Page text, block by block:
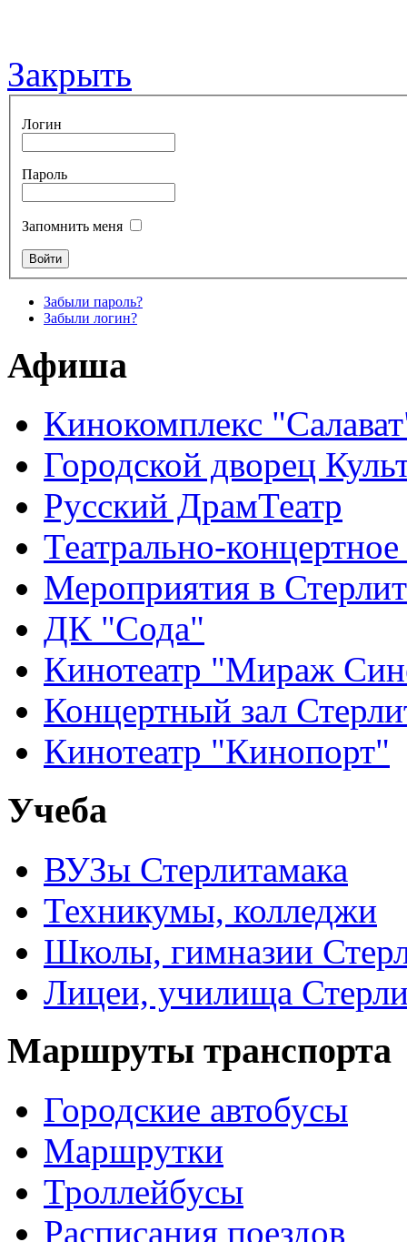
Закрыть
Логин
Пароль
Запомнить меня
Забыли пароль?
Забыли логин?
Афиша
Кинокомплекс
Городской дворец
Русский ДрамТеатр
Театрально-
Мероприятия в
ДК "Сода"
Кинотеатр "Мираж
Концертный зал
Кинотеатр "Кинопорт"
Учеба
ВУЗы Стерлитамака
Техникумы, колледжи
Школы, гимназии
Лицеи, училища
Маршруты транспорта
Городские автобусы
Маршрутки
Троллейбусы
Расписания поездов